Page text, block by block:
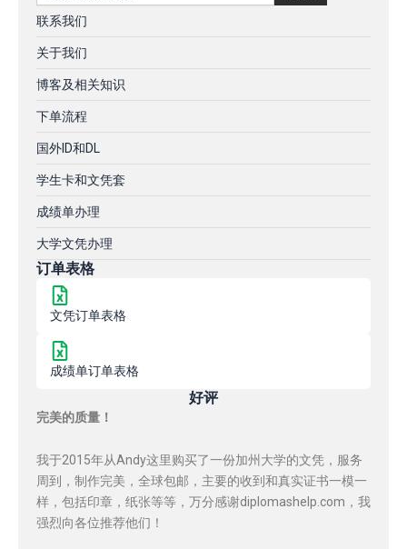
联系我们
关于我们
博客及相关知识
下单流程
国外ID和DL
学生卡和文凭套
成绩单办理
大学文凭办理
订单表格
文凭订单表格
成绩单订单表格
好评
完美的质量！
我于2015年从Andy这里购买了一份加州大学的文凭，服务
周到，制作完美，全球包邮，主要的收到和真实证书一模一
样，包括印章，纸张等等，万分感谢diplomashelp.com，我
强烈向各位推荐他们！